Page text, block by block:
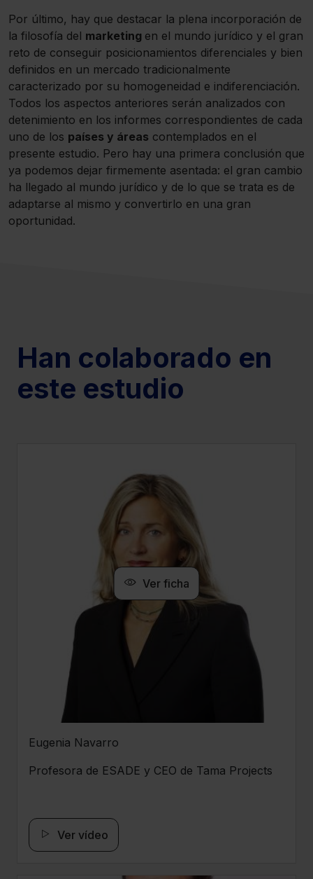
Por último, hay que destacar la plena incorporación de
la filosofía del marketing en el mundo jurídico y el gran
reto de conseguir posicionamientos diferenciales y bien
definidos en un mercado tradicionalmente
caracterizado por su homogeneidad e indiferenciación.
Todos los aspectos anteriores serán analizados con
detenimiento en los informes correspondientes de cada
uno de los países y áreas contemplados en el
presente estudio. Pero hay una primera conclusión que
ya podemos dejar firmemente asentada: el gran cambio
ha llegado al mundo jurídico y de lo que se trata es de
adaptarse al mismo y convertirlo en una gran
oportunidad.
Han colaborado en
este estudio
Ver ficha
Eugenia Navarro
Profesora de ESADE y CEO de Tama Projects
Ver vídeo